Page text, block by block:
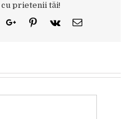
prietenii tăi!
Google+Pinterest
Vk Email